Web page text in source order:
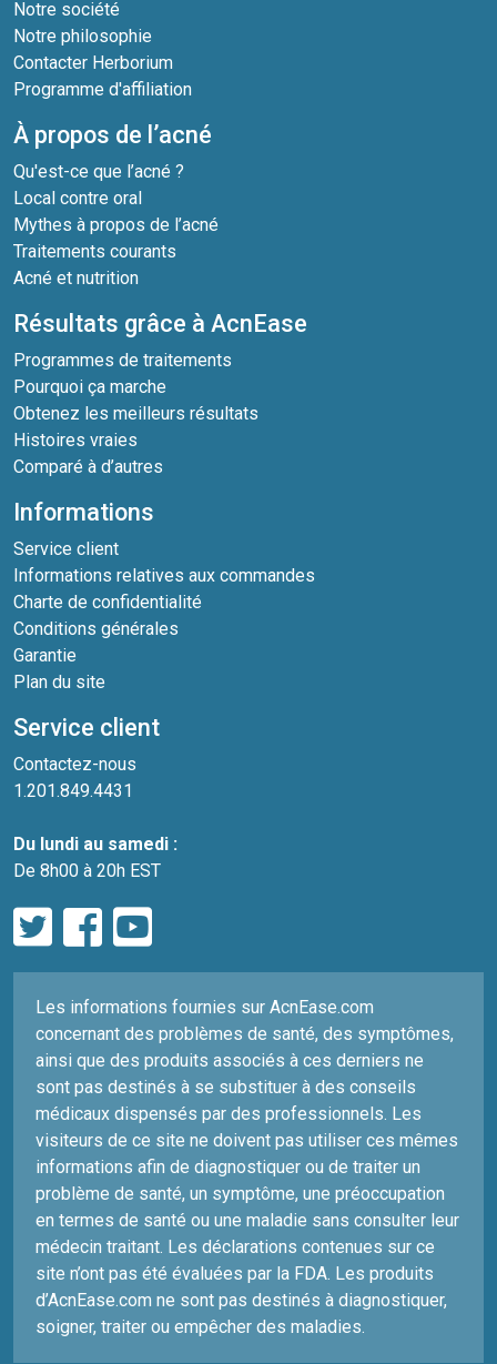
Notre société
Notre philosophie
Contacter Herborium
Programme d'affiliation
À propos de l’acné
Qu'est-ce que l’acné ?
Local contre oral
Mythes à propos de l’acné
Traitements courants
Acné et nutrition
Résultats grâce à AcnEase
Programmes de traitements
Pourquoi ça marche
Obtenez les meilleurs résultats
Histoires vraies
Comparé à d’autres
Informations
Service client
Informations relatives aux commandes
Charte de confidentialité
Conditions générales
Garantie
Plan du site
Service client
Contactez-nous
1.201.849.4431
Du lundi au samedi :
De 8h00 à 20h EST
Les informations fournies sur AcnEase.com
concernant des problèmes de santé, des symptômes,
ainsi que des produits associés à ces derniers ne
sont pas destinés à se substituer à des conseils
médicaux dispensés par des professionnels. Les
visiteurs de ce site ne doivent pas utiliser ces mêmes
informations afin de diagnostiquer ou de traiter un
problème de santé, un symptôme, une préoccupation
en termes de santé ou une maladie sans consulter leur
médecin traitant. Les déclarations contenues sur ce
site n’ont pas été évaluées par la FDA. Les produits
d’AcnEase.com ne sont pas destinés à diagnostiquer,
soigner, traiter ou empêcher des maladies.